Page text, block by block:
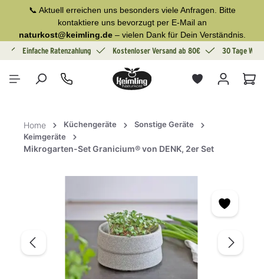
springen
📞 Aktuell erreichen uns besonders viele Anfragen. Bitte
kontaktiere uns bevorzugt per E-Mail an
naturkost@keimling.de– vielen Dank für Dein Verständnis.
Einfache Ratenzahlung Kostenloser Versand ab 80€ 30 Tage
Home Küchengeräte
Sonstige Geräte
Keimgeräte
Mikrogarten-Set Granicium® von DENK, 2er Set